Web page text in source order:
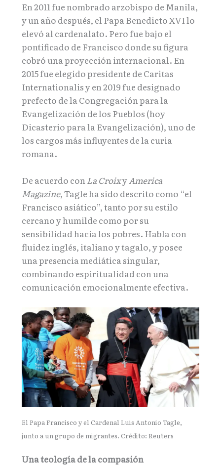
En 2011 fue nombrado arzobispo de Manila,
y un año después, el Papa Benedicto XVI lo
elevó al cardenalato. Pero fue bajo el
pontificado de Francisco donde su figura
cobró una proyección internacional. En
2015 fue elegido presidente de Caritas
Internationalis y en 2019 fue designado
prefecto de la Congregación para la
Evangelización de los Pueblos (hoy
Dicasterio para la Evangelización), uno de
los cargos más influyentes de la curia
romana.
De acuerdo conLa CroixyAmerica
Magazine, Tagle ha sido descrito como “el
Francisco asiático”, tanto por su estilo
cercano y humilde como por su
sensibilidad hacia los pobres. Habla con
fluidez inglés, italiano y tagalo, y posee
una presencia mediática singular,
combinando espiritualidad con una
comunicación emocionalmente efectiva.
El Papa Francisco y el Cardenal Luis Antonio Tagle,
junto a un grupo de migrantes. Crédito: Reuters
Una teología de la compasión